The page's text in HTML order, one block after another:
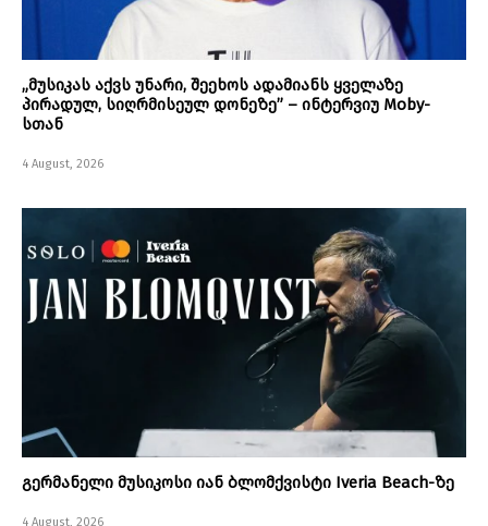
„მუსიკას აქვს უნარი, შეეხოს ადამიანს ყველაზე
პირადულ, სიღრმისეულ დონეზე” – ინტერვიუ Moby-
სთან
4 August, 2026
გერმანელი მუსიკოსი იან ბლომქვისტი Iveria Beach-ზე
4 August, 2026